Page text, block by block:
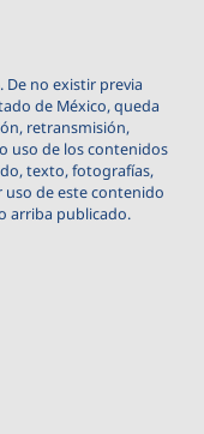
De no existir previa
de México, queda
retransmisión,
uso de los contenidos
texto, fotografías,
uso de este contenido
arriba publicado.